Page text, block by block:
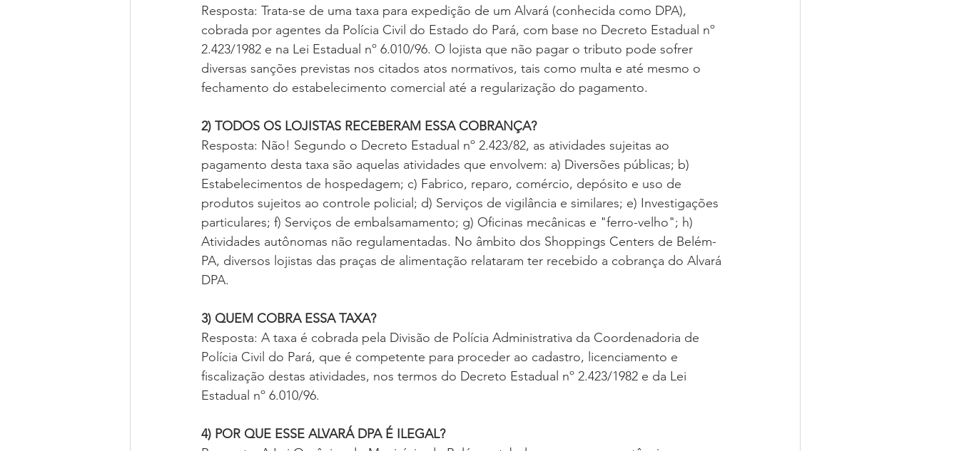
Resposta: Trata-se de uma taxa para expedição de um Alvará (conhecida como DPA),
cobrada por agentes da Polícia Civil do Estado do Pará, com base no Decreto Estadual nº
2.423/1982 e na Lei Estadual nº 6.010/96. O lojista que não pagar o tributo pode sofrer
diversas sanções previstas nos citados atos normativos, tais como multa e até mesmo o
fechamento do estabelecimento comercial até a regularização do pagamento.
2) TODOS OS LOJISTAS RECEBERAM ESSA COBRANÇA?
Resposta: Não! Segundo o Decreto Estadual nº 2.423/82, as atividades sujeitas ao
pagamento desta taxa são aquelas atividades que envolvem: a) Diversões públicas; b)
Estabelecimentos de hospedagem; c) Fabrico, reparo, comércio, depósito e uso de
produtos sujeitos ao controle policial; d) Serviços de vigilância e similares; e) Investigações
particulares; f) Serviços de embalsamamento; g) Oficinas mecânicas e "ferro-velho"; h)
Atividades autônomas não regulamentadas. No âmbito dos Shoppings Centers de Belém-
PA, diversos lojistas das praças de alimentação relataram ter recebido a cobrança do Alvará
DPA.
3) QUEM COBRA ESSA TAXA?
Resposta: A taxa é cobrada pela Divisão de Polícia Administrativa da Coordenadoria de
Polícia Civil do Pará, que é competente para proceder ao cadastro, licenciamento e
fiscalização destas atividades, nos termos do Decreto Estadual nº 2.423/1982 e da Lei
Estadual nº 6.010/96.
4) POR QUE ESSE ALVARÁ DPA É ILEGAL?